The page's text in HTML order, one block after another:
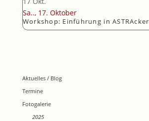
Sa.., 17. Oktober
Workshop: Einführung in ASTRAcker
Aktuelles / Blog
Termine
Fotogalerie
2025